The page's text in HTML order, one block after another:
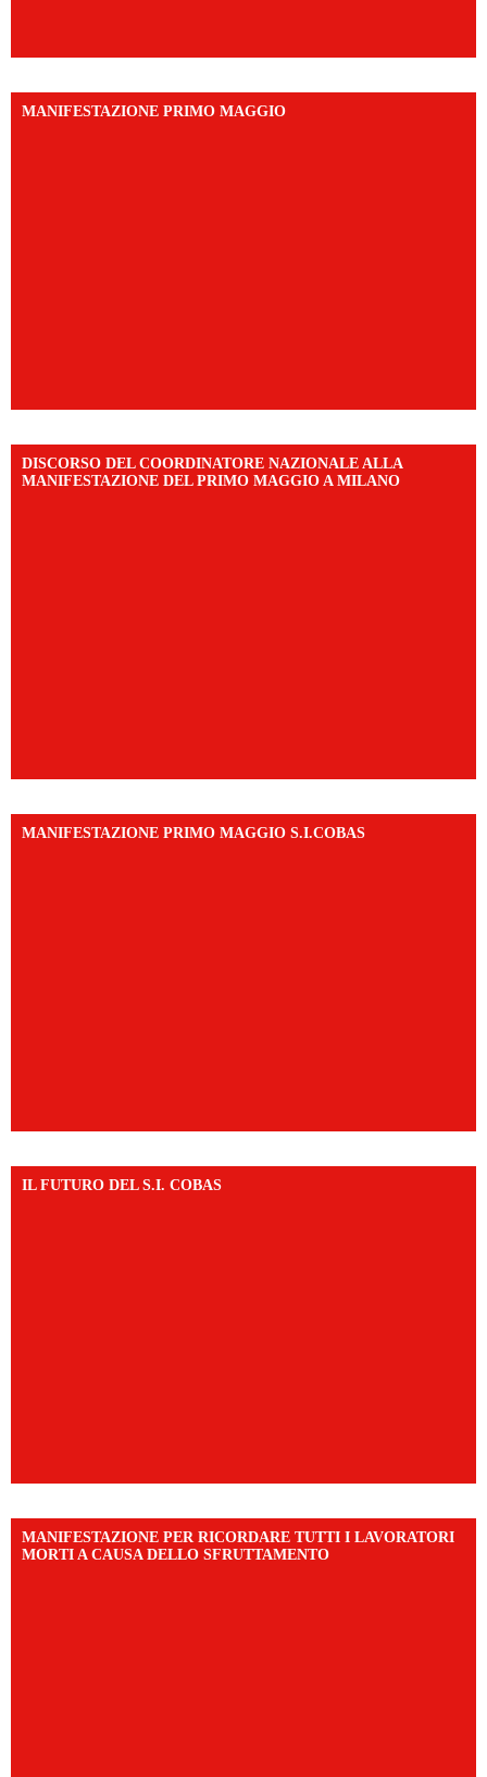
MANIFESTAZIONE PRIMO MAGGIO
DISCORSO DEL COORDINATORE NAZIONALE ALLA
MANIFESTAZIONE DEL PRIMO MAGGIO A MILANO
MANIFESTAZIONE PRIMO MAGGIO S.I.COBAS
IL FUTURO DEL S.I. COBAS
MANIFESTAZIONE PER RICORDARE TUTTI I LAVORATORI
MORTI A CAUSA DELLO SFRUTTAMENTO